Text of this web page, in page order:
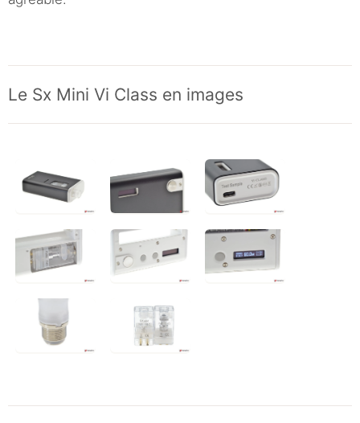
Le Sx Mini Vi Class en images